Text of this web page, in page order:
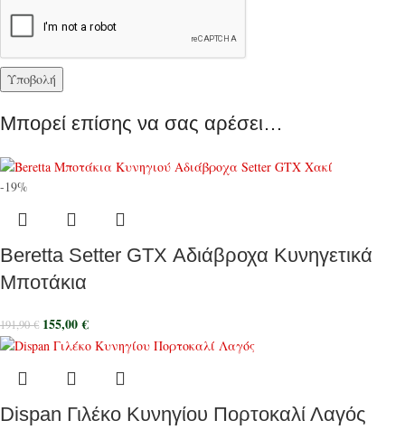
Μπορεί επίσης να σας αρέσει…
-19%
Beretta Setter GTX Αδιάβροχα Κυνηγετικά
Μποτάκια
191,90€ 155,00€
Dispan Γιλέκο Κυνηγίου Πορτοκαλί Λαγός